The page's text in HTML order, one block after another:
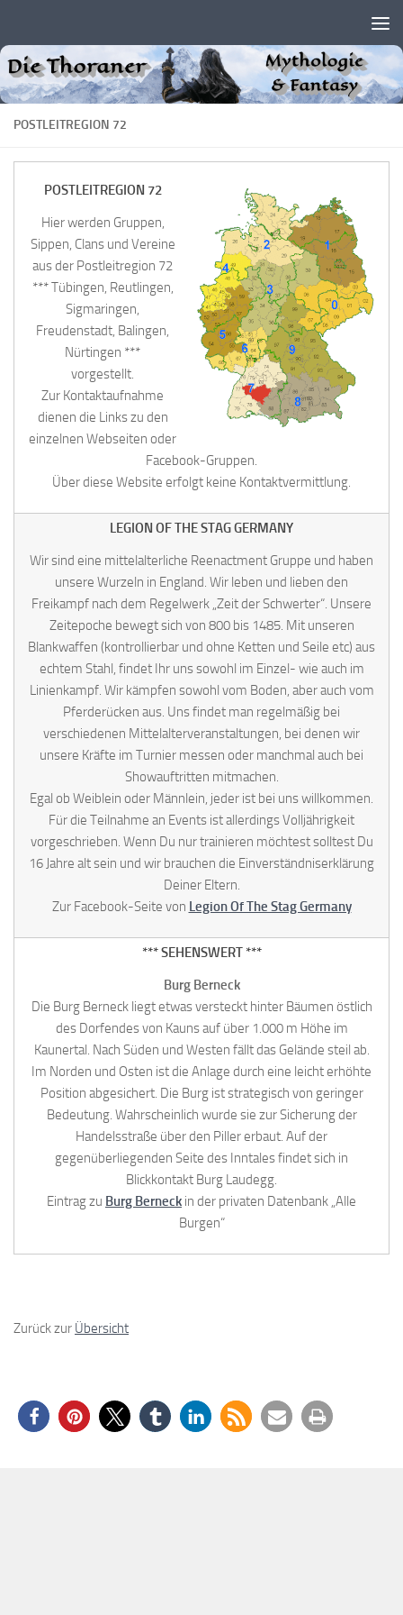
POSTLEITREGION 72
POSTLEITREGION 72
Hier werden Gruppen,
Sippen, Clans und Vereine
aus der Postleitregion 72
*** Tübingen, Reutlingen,
Sigmaringen,
Freudenstadt, Balingen,
Nürtingen ***
vorgestellt.
Zur Kontaktaufnahme
dienen die Links zu den
einzelnen Webseiten oder
Facebook-Gruppen.
Über diese Website erfolgt keine Kontaktvermittlung.
LEGION OF THE STAG GERMANY
Wir sind eine mittelalterliche Reenactment Gruppe und haben
unsere Wurzeln in England. Wir leben und lieben den
Freikampf nach dem Regelwerk „Zeit der Schwerter“. Unsere
Zeitepoche bewegt sich von 800 bis 1485. Mit unseren
Blankwaffen (kontrollierbar und ohne Ketten und Seile etc) aus
echtem Stahl, findet Ihr uns sowohl im Einzel- wie auch im
Linienkampf. Wir kämpfen sowohl vom Boden, aber auch vom
Pferderücken aus. Uns findet man regelmäßig bei
verschiedenen Mittelalterveranstaltungen, bei denen wir
unsere Kräfte im Turnier messen oder manchmal auch bei
Showauftritten mitmachen.
Egal ob Weiblein oder Männlein, jeder ist bei uns willkommen.
Für die Teilnahme an Events ist allerdings Volljährigkeit
vorgeschrieben. Wenn Du nur trainieren möchtest solltest Du
16 Jahre alt sein und wir brauchen die Einverständniserklärung
Deiner Eltern.
Zur Facebook-Seite von Legion Of The Stag Germany
*** SEHENSWERT ***
Burg Berneck
Die Burg Berneck liegt etwas versteckt hinter Bäumen östlich
des Dorfendes von Kauns auf über 1.000 m Höhe im
Kaunertal. Nach Süden und Westen fällt das Gelände steil ab.
Im Norden und Osten ist die Anlage durch eine leicht erhöhte
Position abgesichert. Die Burg ist strategisch von geringer
Bedeutung. Wahrscheinlich wurde sie zur Sicherung der
Handelsstraße über den Piller erbaut. Auf der
gegenüberliegenden Seite des Inntales findet sich in
Blickkontakt Burg Laudegg.
Eintrag zu Burg Berneck in der privaten Datenbank „Alle
Burgen“
Zurück zur Übersicht